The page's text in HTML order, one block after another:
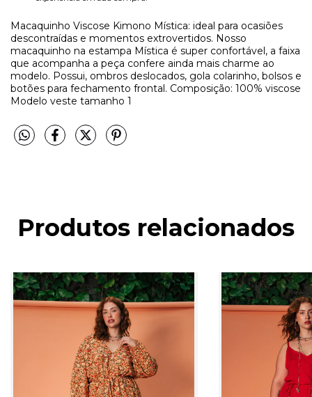
Macaquinho Viscose Kimono Mística: ideal para ocasiões
descontraídas e momentos extrovertidos. Nosso
macaquinho na estampa Mística é super confortável, a faixa
que acompanha a peça confere ainda mais charme ao
modelo. Possui, ombros deslocados, gola colarinho, bolsos e
botões para fechamento frontal. Composição: 100% viscose
Modelo veste tamanho 1
Produtos relacionados